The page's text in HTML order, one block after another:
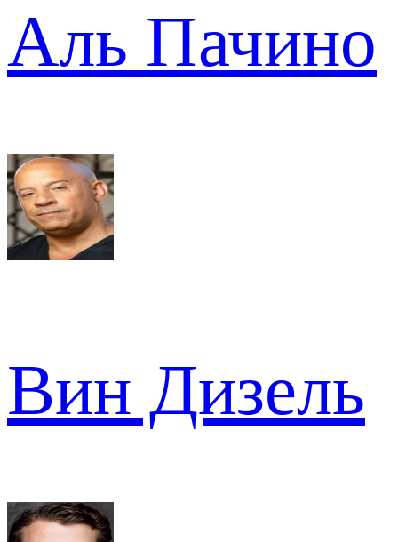
Аль Пачино
Вин Дизель